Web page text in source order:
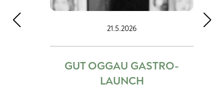
21.5.2026
GUT OGGAU GASTRO-
LAUNCH